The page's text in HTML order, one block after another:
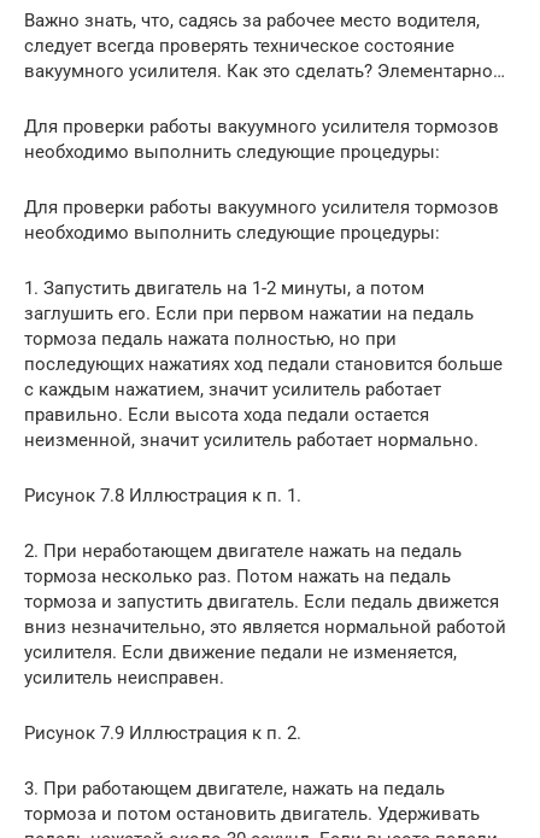
Важно знать, что, садясь за рабочее место водителя,
следует всегда проверять техническое состояние
вакуумного усилителя. Как это сделать? Элементарно…
Для проверки работы вакуумного усилителя тормозов
необходимо выполнить следующие процедуры:
Для проверки работы вакуумного усилителя тормозов
необходимо выполнить следующие процедуры:
1. Запустить двигатель на 1-2 минуты, а потом
заглушить его. Если при первом нажатии на педаль
тормоза педаль нажата полностью, но при
последующих нажатиях ход педали становится больше
с каждым нажатием, значит усилитель работает
правильно. Если высота хода педали остается
неизменной, значит усилитель работает нормально.
Рисунок 7.8 Иллюстрация к п. 1.
2. При неработающем двигателе нажать на педаль
тормоза несколько раз. Потом нажать на педаль
тормоза и запустить двигатель. Если педаль движется
вниз незначительно, это является нормальной работой
усилителя. Если движение педали не изменяется,
усилитель неисправен.
Рисунок 7.9 Иллюстрация к п. 2.
3. При работающем двигателе, нажать на педаль
тормоза и потом остановить двигатель. Удерживать